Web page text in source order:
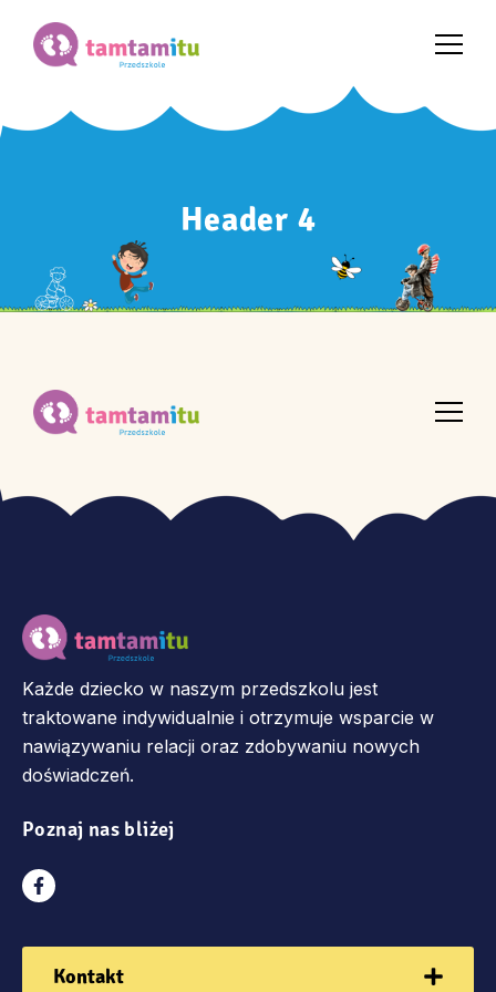
Header 4
Każde dziecko w naszym przedszkolu jest
traktowane indywidualnie i otrzymuje wsparcie w
nawiązywaniu relacji oraz zdobywaniu nowych
doświadczeń.
Poznaj nas bliżej
Kontakt